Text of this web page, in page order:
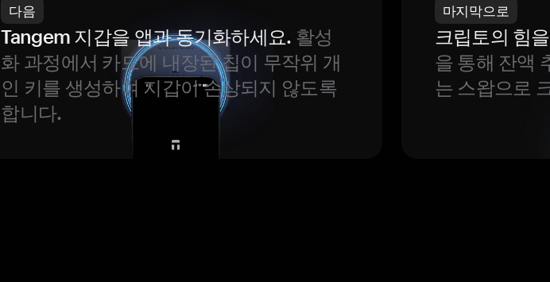
다음
Tangem 지갑을 앱과 동기화하세요. 활성
화 과정에서 카드에 내장된 칩이 무작위 개
인 키를 생성하여 지갑이 손상되지 않도록
합니다.
마지막으로
크립토의 힘
을 통해 잔액
는 스왑으로